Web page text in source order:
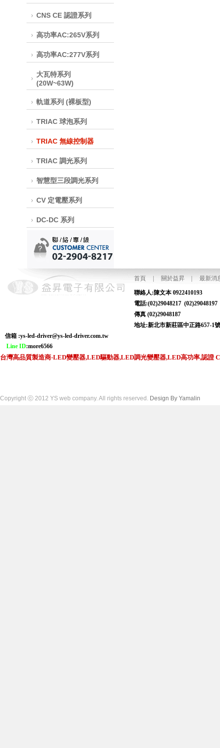
CNS CE 認證系列
高功率AC:265V系列
高功率AC:277V系列
大瓦特系列
(20W~63W)
軌道系列 (裸板型)
TRIAC 球泡系列
TRIAC 無線控制器
TRIAC 調光系列
智慧型三段調光系列
CV 定電壓系列
DC-DC 系列
首頁 關於益昇|最新消
聯絡人:陳
電話:(02)29048217
傳真 (02)29048187
地址:新北市新莊區中正
信箱 :ys-led-driver@ys-led-driver.com.tw
Line ID:more6566
台灣高品質製造商-LED變壓器,LED驅動器,LED調光變壓器,LED高功率,認證
Copyright ⓒ 2012 YS web company. All rights reserved. Design By Yamalin